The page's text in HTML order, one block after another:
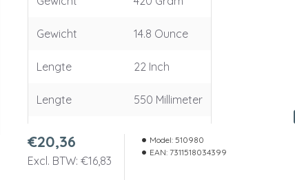
Gewicht 14.8 Ounce
Lengte 22 Inch
Lengte 550 Millimeter
€20,36
Excl. BTW: €16,83
Model: 510980
EAN: 7311518034399